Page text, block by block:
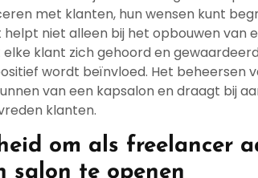
met klanten, hun wensen kunt
helpt niet alleen bij het opbouwen van
klant zich gehoord en
wordt beïnvloed. Het beheersen
van een kapsalon en draagt bij
klanten.
om als freelancer
salon te openen